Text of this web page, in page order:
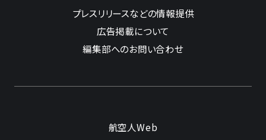
プレスリリースなどの情報提供
広告掲載について
編集部へのお問い合わせ
航空人Web